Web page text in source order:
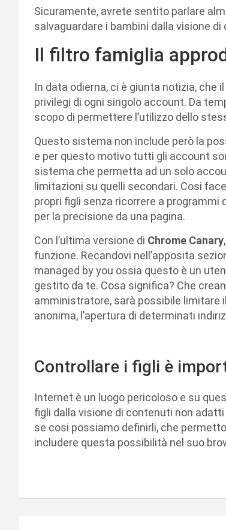
Sicuramente, avrete sentito parlare
salvaguardare i bambini dalla visione
Il filtro famiglia
In data odierna, ci è giunta notizia, che
privilegi di ogni singolo account. Da
scopo di permettere l’utilizzo dello
Questo sistema non include però la
e per questo motivo tutti gli account
sistema che permetta ad un solo
limitazioni su quelli secondari. Cosi
propri figli senza ricorrere a
per la precisione da una pagina.
Con l’ultima versione di Chrome Canary
funzione. Recandovi nell’apposita
managed by you ossia questo è un
gestito da te. Cosa significa? Che
amministratore, sarà possibile limitare
anonima, l’apertura di determinati
Controllare i figli è
Internet è un luogo pericoloso e su
figli dalla visione di contenuti non
se cosi possiamo definirli, che
includere questa possibilità nel suo